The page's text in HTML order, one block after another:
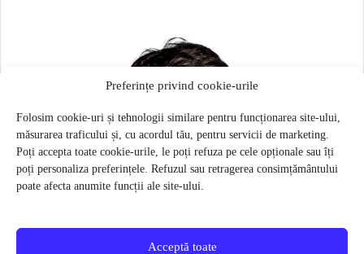
Preferințe privind cookie-urile
Folosim cookie-uri și tehnologii similare pentru funcționarea site-ului,
măsurarea traficului și, cu acordul tău, pentru servicii de marketing.
Poți accepta toate cookie-urile, le poți refuza pe cele opționale sau îți
poți personaliza preferințele. Refuzul sau retragerea consimțământului
poate afecta anumite funcții ale site-ului.
Acceptă toate